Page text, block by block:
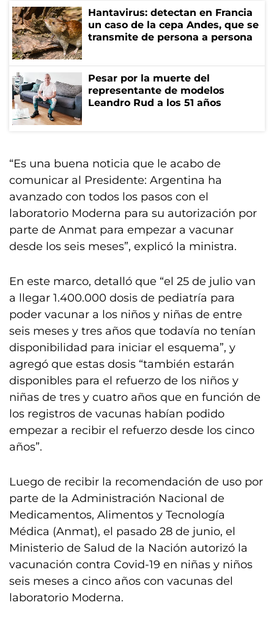
Hantavirus: detectan en Francia
un caso de la cepa Andes, que se
transmite de persona a persona
Pesar por la muerte del
representante de modelos
Leandro Rud a los 51 años
“Es una buena noticia que le acabo de
comunicar al Presidente: Argentina ha
avanzado con todos los pasos con el
laboratorio Moderna para su autorización por
parte de Anmat para empezar a vacunar
desde los seis meses”, explicó la ministra.
En este marco, detalló que “el 25 de julio van
a llegar 1.400.000 dosis de pediatría para
poder vacunar a los niños y niñas de entre
seis meses y tres años que todavía no tenían
disponibilidad para iniciar el esquema”, y
agregó que estas dosis “también estarán
disponibles para el refuerzo de los niños y
niñas de tres y cuatro años que en función de
los registros de vacunas habían podido
empezar a recibir el refuerzo desde los cinco
años”.
Luego de recibir la recomendación de uso por
parte de la Administración Nacional de
Medicamentos, Alimentos y Tecnología
Médica (Anmat), el pasado 28 de junio, el
Ministerio de Salud de la Nación autorizó la
vacunación contra Covid-19 en niñas y niños
seis meses a cinco años con vacunas del
laboratorio Moderna.